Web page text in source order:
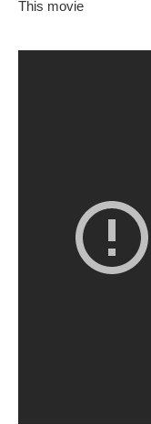
This movie